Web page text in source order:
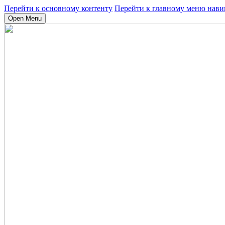
Перейти к основному контенту Перейти к главному меню
Open Menu